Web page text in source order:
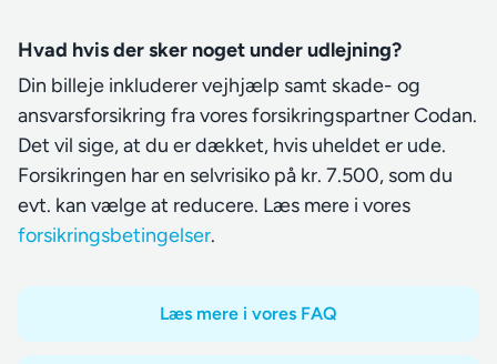
Hvad hvis der sker noget under udlejning?
Din billeje inkluderer vejhjælp samt skade- og
ansvarsforsikring fra vores forsikringspartner Codan.
Det vil sige, at du er dækket, hvis uheldet er ude.
Forsikringen har en selvrisiko på kr. 7.500, som du
evt. kan vælge at reducere. Læs mere i vores
forsikringsbetingelser.
Læs mere i vores FAQ